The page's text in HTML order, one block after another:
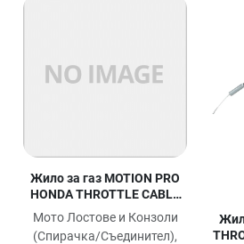
Quick
Жило за газ MOTION PRO
HONDA THROTTLE CABLE
XR 650 L
Мото Лостове и Конзоли
(Спирачка/Съединител),